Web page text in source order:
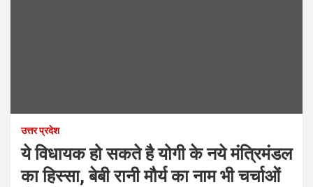
उत्तर प्रदेश
ये विधायक हो सकते है योगी के नये मंत्रिमंडल
का हिस्सा, बेबी रानी मौर्य का नाम भी चर्चाओं